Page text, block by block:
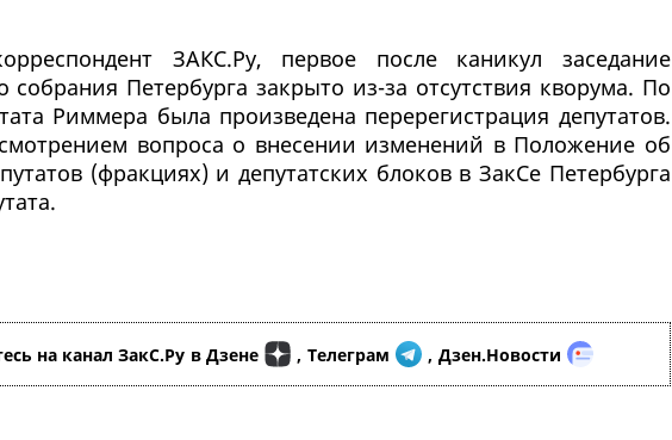
ЗАКС.Ру, первое после каникул заседание
собрания Петербурга закрыто из-за отсутствия кворума. По
Риммера была произведена перерегистрация депутатов.
вопроса о внесении изменений в Положение об
(фракциях) и депутатских блоков в ЗакСе Петербурга
на канал ЗакС.Ру в Дзене , Телеграм , Дзен.Новости